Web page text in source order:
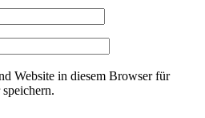
Website in diesem Browser für